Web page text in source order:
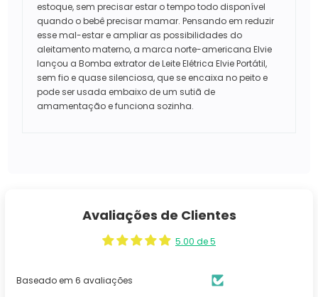
estoque, sem precisar estar o tempo todo disponível
quando o bebê precisar mamar. Pensando em reduzir
esse mal-estar e ampliar as possibilidades do
aleitamento materno, a marca norte-americana Elvie
lançou a Bomba extrator de Leite Elétrica Elvie Portátil,
sem fio e quase silenciosa, que se encaixa no peito e
pode ser usada embaixo de um sutiã de
amamentação e funciona sozinha.
Avaliações de Clientes
5.00 de 5
Baseado em 6 avaliações